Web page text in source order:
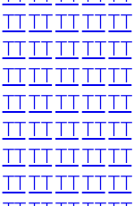
TTTTTTTTTT
TTTTTTTTTT
TTTTTTTTTT
TTTTTTTTTT
TTTTTTTTTT
TTTTTTTTTT
TTTTTTTTTT